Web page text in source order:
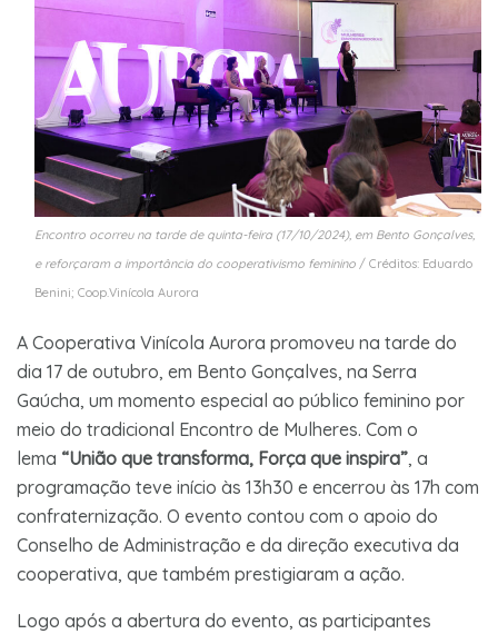
Encontro ocorreu na tarde de quinta-feira (17/10/2024), em Bento Gonçalves,
e reforçaram a importância do cooperativismo feminino / Créditos: Eduardo
Benini; Coop.Vinícola Aurora
A Cooperativa Vinícola Aurora promoveu na tarde do
dia 17 de outubro, em Bento Gonçalves, na Serra
Gaúcha, um momento especial ao público feminino por
meio do tradicional Encontro de Mulheres. Com o
lema “União que transforma, Força que inspira”, a
programação teve início às 13h30 e encerrou às 17h com
confraternização. O evento contou com o apoio do
Conselho de Administração e da direção executiva da
cooperativa, que também prestigiaram a ação.
Logo após a abertura do evento, as participantes